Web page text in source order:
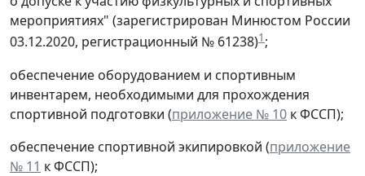
мероприятиях" (зарегистрирован Минюстом России
03.12.2020, регистрационный № 61238)1;
обеспечение оборудованием и спортивным
инвентарем, необходимыми для прохождения
спортивной подготовки (приложение № 10 к ФССП);
обеспечение спортивной экипировкой (приложение
№ 11 к ФССП);